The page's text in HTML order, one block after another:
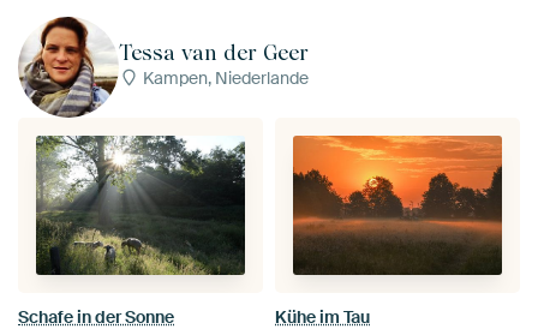
Tessa van der Geer
Kampen, Niederlande
Schafe in der Sonne Kühe im Tau